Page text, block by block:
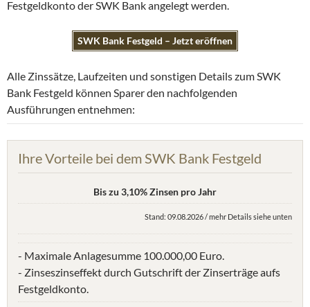
Festgeldkonto der SWK Bank angelegt werden.
SWK Bank Festgeld – Jetzt eröffnen
Alle Zinssätze, Laufzeiten und sonstigen Details zum SWK
Bank Festgeld können Sparer den nachfolgenden
Ausführungen entnehmen:
Ihre Vorteile bei dem SWK Bank Festgeld
Bis zu 3,10% Zinsen pro Jahr
Stand: 09.08.2026 / mehr Details siehe unten
- Maximale Anlagesumme 100.000,00 Euro.
- Zinseszinseffekt durch Gutschrift der Zinserträge aufs
Festgeldkonto.